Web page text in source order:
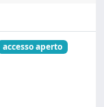
accesso aperto